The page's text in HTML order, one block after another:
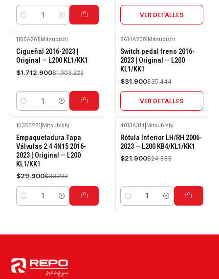
Cantidad
VER DETALLES
-10%
OFF
1100A261 Mitsubishi
Cigueñal 2016-2023 |
Original — L200 KL1/KK1
$1.712.900$1.903.222
Cantidad
-10%
OFF
Agotado
8614A208 Mitsubishi
Switch pedal freno 2016-
2023 | Original — L200
KL1/KK1
$31.900$35.444
VER DETALLES
-10%
OFF
1035B281 Mitsubishi
Empaquetadura Tapa
Válvulas 2.4 4N15 2016-
2023 | Original — L200
KL1/KK1
$29.900$33.222
Cantidad
-10%
OFF
4013A314 Mitsubishi
Rótula Inferior LH/RH 2006-
2023 — L200 KB4/KL1/KK1
$21.900$24.333
Cantidad